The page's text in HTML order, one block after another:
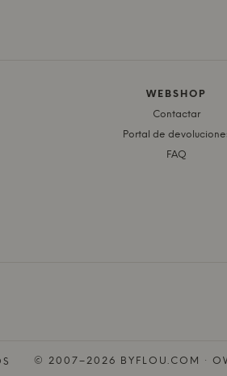
WEBSHOP
Contactar
Portal de
FAQ
© 2007–2026 BYFLOU.COM ·